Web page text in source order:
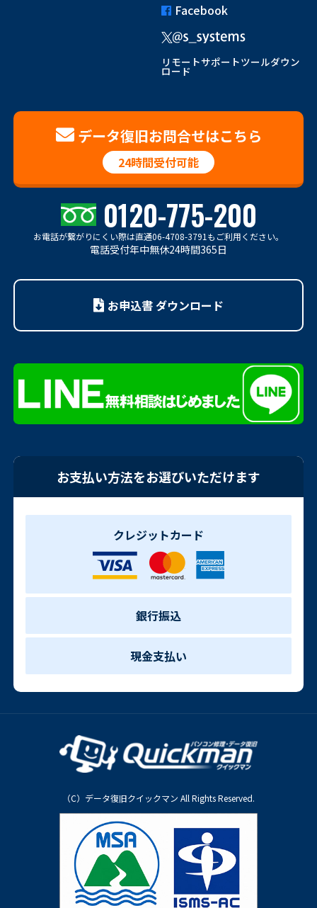
Facebook
リモートサポートツールダウン
ロード
データ復旧お問合せはこちら
24時間受付可能
0120-775-200
お電話が繋がりにくい際は直通06-4708-3791もご利用ください。
電話受付年中無休24時間365日
お申込書 ダウンロード
お支払い方法をお選びいただけます
クレジットカード
銀行振込
現金支払い
（C）データ復旧クイックマン All Rights Reserved.